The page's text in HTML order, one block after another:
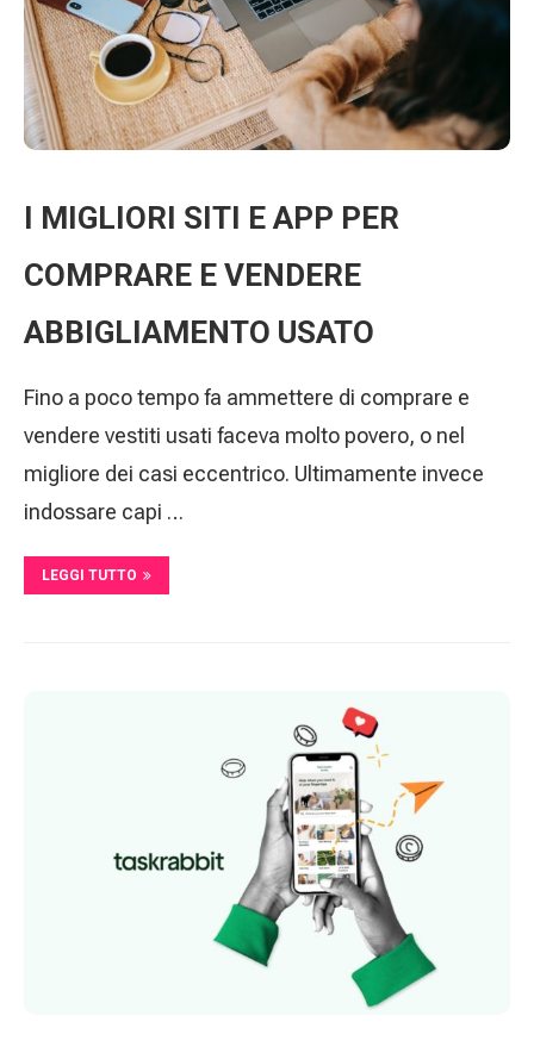
I MIGLIORI SITI E APP PER
COMPRARE E VENDERE
ABBIGLIAMENTO USATO
Fino a poco tempo fa ammettere di comprare e
vendere vestiti usati faceva molto povero, o nel
migliore dei casi eccentrico. Ultimamente invece
indossare capi …
LEGGI TUTTO